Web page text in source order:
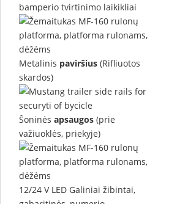
bamperio tvirtinimo laikikliai
Metalinis paviršius (Rifliuotos
skardos)
Šoninės apsaugos (prie
važiuoklės, priekyje)
12/24 V LED Galiniai žibintai,